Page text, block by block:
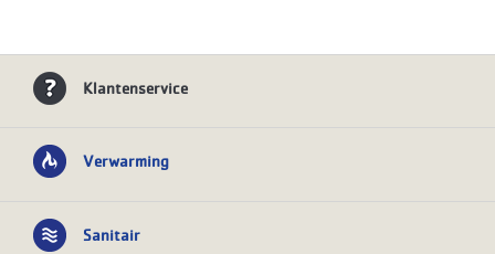
Klantenservice
Verwarming
Sanitair